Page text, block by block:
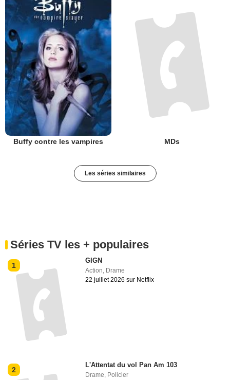
Buffy contre les vampires MDs
Les séries similaires
Séries TV les + populaires
1
GIGN
Action, Drame
22 juillet 2026 sur Netflix
2
L'Attentat du vol Pan Am 103
Drame, Policier